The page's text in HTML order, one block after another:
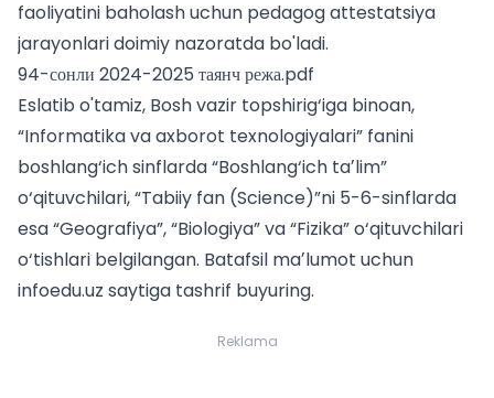
faoliyatini baholash uchun pedagog attestatsiya
jarayonlari doimiy nazoratda bo'ladi.
94-сонли 2024-2025 таянч режа.pdf
Eslatib o'tamiz, Bosh vazir topshirig‘iga binoan,
“Informatika va axborot texnologiyalari” fanini
boshlang‘ich sinflarda “Boshlang‘ich taʼlim”
o‘qituvchilari, “Tabiiy fan (Science)”ni 5-6-sinflarda
esa “Geografiya”, “Biologiya” va “Fizika” o‘qituvchilari
o‘tishlari belgilangan. Batafsil maʼlumot uchun
infoedu.uz saytiga tashrif buyuring.
Reklama